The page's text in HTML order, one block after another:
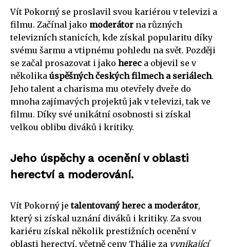
Vít Pokorný se proslavil svou kariérou v televizi a
filmu. Začínal jako moderátor na různých
televizních stanicích, kde získal popularitu díky
svému šarmu a vtipnému pohledu na svět. Později
se začal prosazovat i jako herec a objevil se v
několika úspěšných českých filmech a seriálech.
Jeho talent a charisma mu otevřely dveře do
mnoha zajímavých projektů jak v televizi, tak ve
filmu. Díky své unikátní osobnosti si získal
velkou oblibu diváků i kritiky.
Jeho úspěchy a ocenění v oblasti
herectví a moderování.
Vít Pokorný jetalentovaný herec a moderátor,
který si získal uznání diváků i kritiky. Za svou
kariéru získal několik prestižních ocenění v
oblasti herectví, včetně ceny Thálie za vynikající